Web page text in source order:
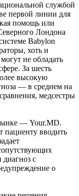
службой
первой линии для
помощь или
Лондона
Babylon
хоть и
не обладать
За шесть
высокую
— в среднем на
медсестры
— Your.MD.
пациенту вводить
диагноз с
о